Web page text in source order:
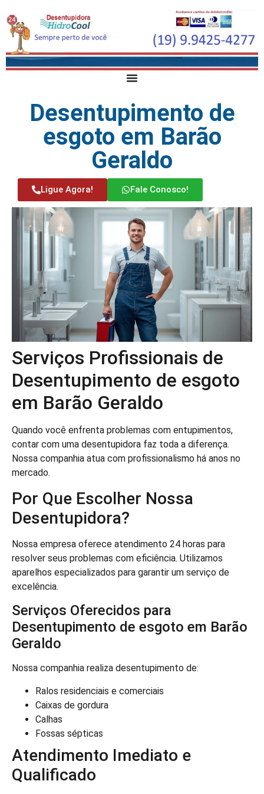
Desentupimento de
esgoto em Barão
Geraldo
Ligue Agora! Fale Conosco!
Serviços Profissionais de
Desentupimento de esgoto
em Barão Geraldo
Quando você enfrenta problemas com entupimentos,
contar com uma desentupidora faz toda a diferença.
Nossa companhia atua com profissionalismo há anos no
mercado.
Por Que Escolher Nossa
Desentupidora?
Nossa empresa oferece atendimento 24 horas para
resolver seus problemas com eficiência. Utilizamos
aparelhos especializados para garantir um serviço de
excelência.
Serviços Oferecidos para
Desentupimento de esgoto em Barão
Geraldo
Nossa companhia realiza desentupimento de:
Ralos residenciais e comerciais
Caixas de gordura
Calhas
Fossas sépticas
Atendimento Imediato e
Qualificado